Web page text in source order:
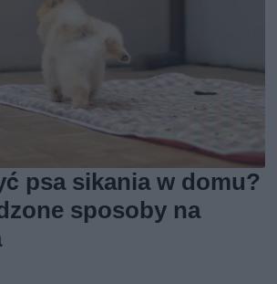
psa sikania w domu?
sposoby na